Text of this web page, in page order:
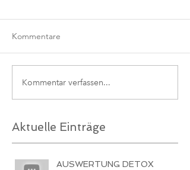
Kommentare
Kommentar verfassen...
Aktuelle Einträge
AUSWERTUNG DETOX